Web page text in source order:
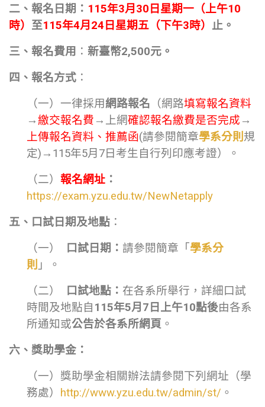
二、報名日期： 115年3月30日星期一（上午10
時） 至115年4月24日星期五（下午3時） 止。
三、報名費用 ： 新臺幣2,500元。
四、報名方式 ：
（一）一律採用網路報名 （網路填寫報名資料
→繳交報名費 →上網確認報名繳費是否完成 →
上傳報名資料、推薦函(請參閱簡章學系分則規
定)→115年5月7日考生自行列印應考證）。
（二） 報名網址 ：
https://exam.yzu.edu.tw/NewNetapply
五、口試日期及地點 ：
（一）
口試日期： 請參閱簡章「 學系分
則 」。
（二）
口試地點： 在各系所舉行，詳細口試
時間及地點自 115年5月7日上午10點後由各系
所通知或公告於各系所網頁 。
六、獎助學金：
（一）獎助學金相關辦法請參閱下列網址（學
務處） http://www.yzu.edu.tw/admin/st/ 。